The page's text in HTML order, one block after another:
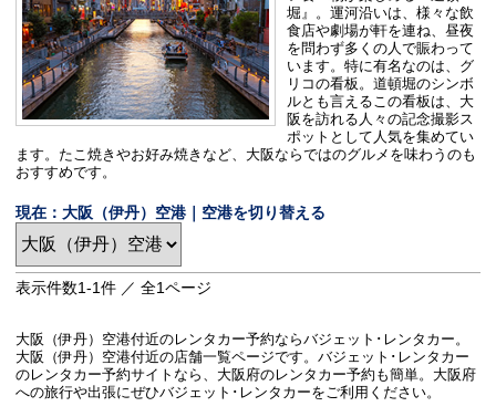
堀』。運河沿いは、様々な飲
食店や劇場が軒を連ね、昼夜
を問わず多くの人で賑わって
います。特に有名なのは、グ
リコの看板。道頓堀のシンボ
ルとも言えるこの看板は、大
阪を訪れる人々の記念撮影ス
ポットとして人気を集めてい
ます。たこ焼きやお好み焼きなど、大阪ならではのグルメを味わうのも
おすすめです。
現在：大阪（伊丹）空港｜空港を切り替える
表示件数1-1件 ／ 全1ページ
大阪（伊丹）空港付近のレンタカー予約ならバジェット･レンタカー。
大阪（伊丹）空港付近の店舗一覧ページです。バジェット･レンタカー
のレンタカー予約サイトなら、大阪府のレンタカー予約も簡単。大阪府
への旅行や出張にぜひバジェット･レンタカーをご利用ください。